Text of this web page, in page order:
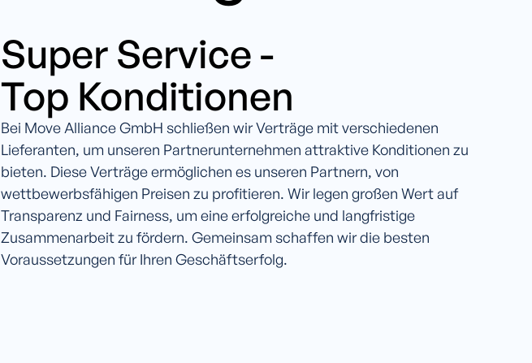
Super Service -
Top Konditionen
Bei Move Alliance GmbH schließen wir Verträge mit verschiedenen
Lieferanten, um unseren Partnerunternehmen attraktive Konditionen zu
bieten. Diese Verträge ermöglichen es unseren Partnern, von
wettbewerbsfähigen Preisen zu profitieren. Wir legen großen Wert auf
Transparenz und Fairness, um eine erfolgreiche und langfristige
Zusammenarbeit zu fördern. Gemeinsam schaffen wir die besten
Voraussetzungen für Ihren Geschäftserfolg.